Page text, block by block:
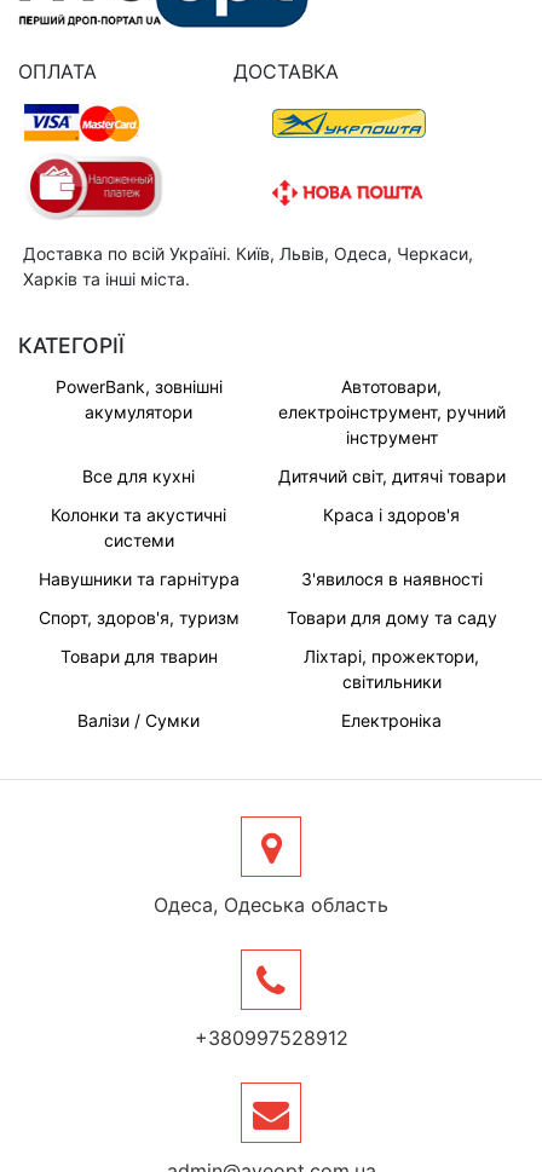
ОПЛАТА ДОСТАВКА
Доставка по всій Україні. Київ, Львів, Одеса, Черкаси,
Харків та інші міста.
КАТЕГОРІЇ
PowerBank, зовнішні
акумулятори
Автотовари,
електроінструмент, ручний
інструмент
Все для кухні
Дитячий світ, дитячі товари
Колонки та акустичні
системи
Краса і здоров'я
Навушники та гарнітура
З'явилося в наявності
Спорт, здоров'я, туризм
Товари для дому та саду
Товари для тварин
Ліхтарі, прожектори,
світильники
Валізи / Сумки
Електроніка
Одеса, Одеська область
+380997528912